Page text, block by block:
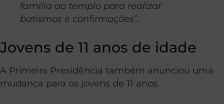
família ao templo para realizar
batismos e confirmações”.
Jovens de 11 anos de idade
A Primeira Presidência também anunciou uma
mudança para os jovens de 11 anos.